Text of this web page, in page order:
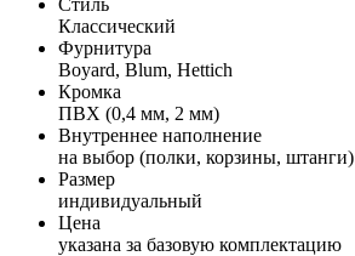
Классический
Фурнитура
Boyard, Blum, Hettich
Кромка
ПВХ (0,4 мм, 2 мм)
Внутреннее наполнение
на выбор (полки, корзины, штанги)
Размер
индивидуальный
Цена
указана за базовую комплектацию